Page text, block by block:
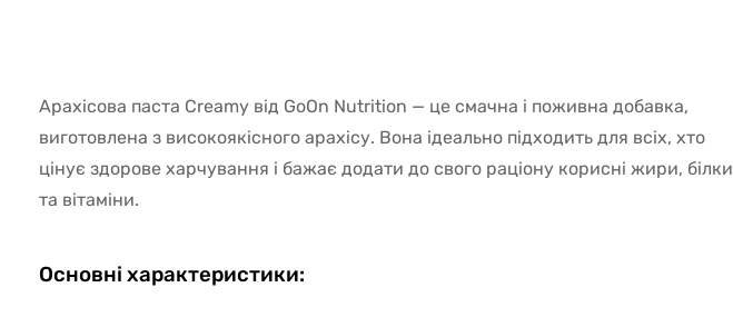
Арахісова паста Creamy від GoOn Nutrition — це смачна і поживна добавка,
виготовлена з високоякісного арахісу. Вона ідеально підходить для всіх, хто
цінує здорове харчування і бажає додати до свого раціону корисні жири, білки
та вітаміни.
Основні характеристики: